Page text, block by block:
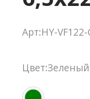
Арт:HY-
Цвет:Зеленый